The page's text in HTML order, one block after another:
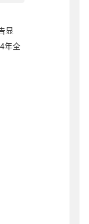
显
年全